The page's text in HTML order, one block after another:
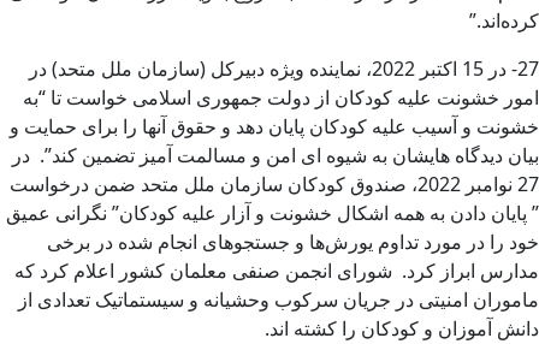
کرده‌اند.”
27- در 15 اکتبر 2022، نماینده ویژه دبیرکل (سازمان ملل متحد) در
امور خشونت علیه کودکان از دولت جمهوری اسلامی خواست تا “به
خشونت و آسیب علیه کودکان پایان دهد و حقوق آنها را برای حمایت و
بیان دیدگاه هایشان به شیوه ای امن و مسالمت آمیز تضمین کند”. در
27 نوامبر 2022، صندوق کودکان سازمان ملل متحد ضمن درخواست
” پایان دادن به همه اشکال خشونت و آزار علیه کودکان” نگرانی عمیق
خود را در مورد تداوم یورش‌ها و جستجوهای انجام شده در برخی
مدارس ابراز کرد. شورای انجمن صنفی معلمان کشور اعلام کرد که
ماموران امنیتی در جریان سرکوب وحشیانه و سیستماتیک تعدادی از
دانش آموزان و کودکان را کشته اند.